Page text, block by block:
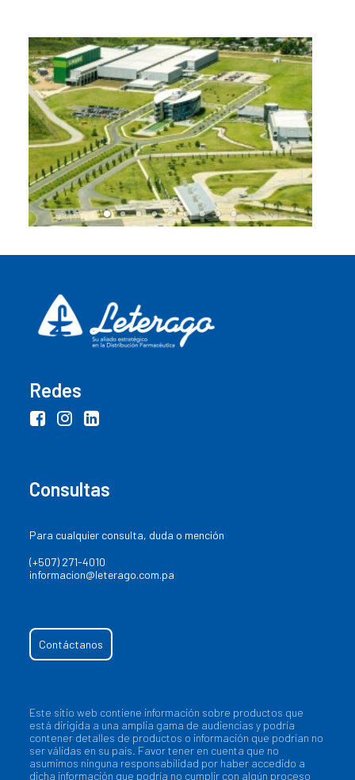
Redes
Consultas
Para cualquier consulta, duda o mención
(+507) 271-4010
informacion@leterago.com.pa
Contáctanos
Este sitio web contiene información sobre productos que
está dirigida a una amplia gama de audiencias y podría
contener detalles de productos o información que podrían no
ser válidas en su país. Favor tener en cuenta que no
asumimos ninguna responsabilidad por haber accedido a
dicha información que podría no cumplir con algún proceso